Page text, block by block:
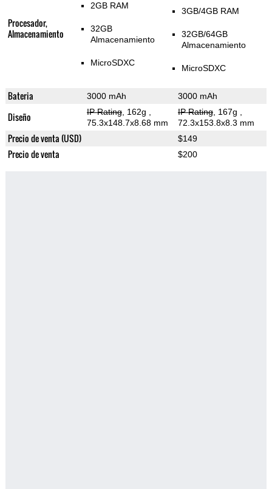
Procesador,
Almacenamiento
2GB RAM
32GB
Almacenamiento
MicroSDXC
3GB/4GB RAM
32GB/64GB
Almacenamiento
MicroSDXC
Bateria 3000 mAh 3000 mAh
Diseño IP Rating, 162g
75.3x148.7x8.68 mm
IP Rating, 167g
72.3x153.8x8.3 mm
Precio de venta (USD) $149
Precio de venta $200